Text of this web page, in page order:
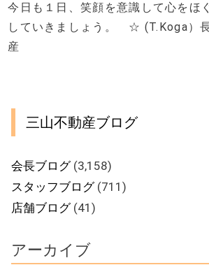
今日も１日、笑顔を意識して心をほ
していきましょう。 ☆ (T.Koga）
産
三山不動産ブログ
会長ブログ(3,158)
スタッフブログ(711)
店舗ブログ(41)
アーカイブ